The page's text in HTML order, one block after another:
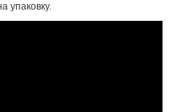
упаковку.